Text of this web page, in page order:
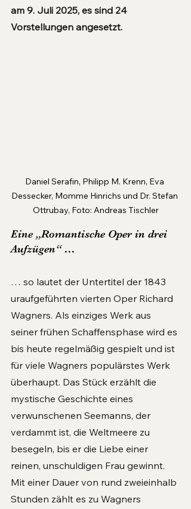
am 9. Juli 2025, es sind 24
Vorstellungen angesetzt.
Daniel Serafin, Philipp M. Krenn, Eva
Dessecker, Momme Hinrichs und Dr. Stefan
Ottrubay, Foto: Andreas Tischler
Eine „Romantische Oper in drei
Aufzügen“ …
… so lautet der Untertitel der 1843
uraufgeführten vierten Oper Richard
Wagners. Als einziges Werk aus
seiner frühen Schaffensphase wird es
bis heute regelmäßig gespielt und ist
für viele Wagners populärstes Werk
überhaupt. Das Stück erzählt die
mystische Geschichte eines
verwunschenen Seemanns, der
verdammt ist, die Weltmeere zu
besegeln, bis er die Liebe einer
reinen, unschuldigen Frau gewinnt.
Mit einer Dauer von rund zweieinhalb
Stunden zählt es zu Wagners